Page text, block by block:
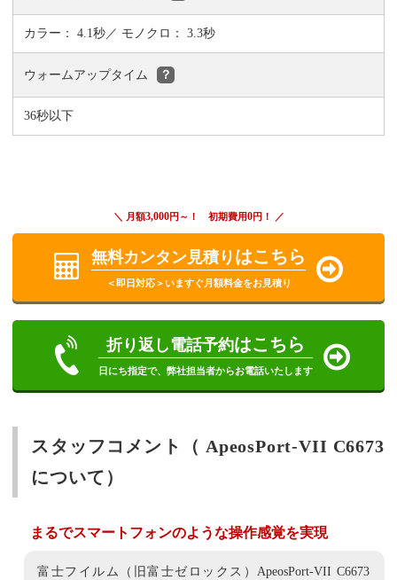
カラー： 4.1秒／ モノクロ： 3.3秒
ウォームアップタイム ？
36秒以下
＼ 月額3,000円～！ 初期費用0円！ ／
無料カンタン見積り はこちら
＜即日対応＞いますぐ月額料金をお見積り
折り返し電話予約はこちら
日にち指定で、弊社担当者からお電話いたします
スタッフコメント（ ApeosPort-VII C6673
について）
まるでスマートフォンのような操作感覚を実現
富士フイルム（旧富士ゼロックス）ApeosPort-VII C6673